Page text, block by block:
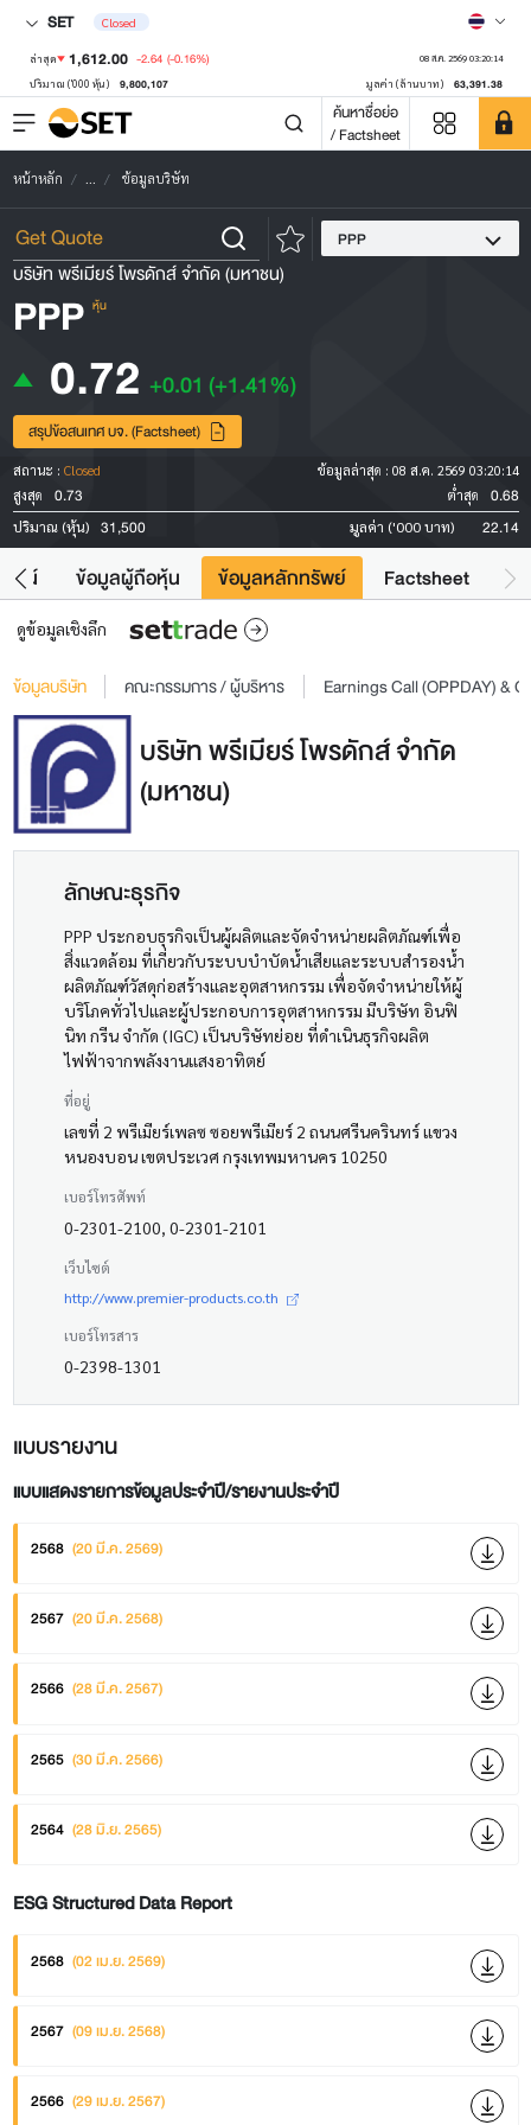
SET Closed
ล่าสุด 1,612.00 -2.64 (-0.16%) 08 ส.ค. 2569 03:20:14
ปริมาณ ('000 หุ้น) 9,800,107 มูลค่า (ล้านบาท) 63,391.38
ค้นหาชื่อย่อ
/ Factsheet
หน้าหลัก ... ข้อมูลบริษัท
PPP
บริษัท พรีเมียร์ โพรดักส์ จำกัด (มหาชน)
PPP หุ้น
0.72 +0.01 (+1.41%)
สรุปข้อสนเทศ บจ. (Factsheet)
สถานะ : Closed ข้อมูลล่าสุด : 08 ส.ค. 2569 03:20:14
สูงสุด
0.73 ต่ำสุด 0.68
ปริมาณ (หุ้น) 31,500 มูลค่า ('000 บาท) 22.14
ยชน์ ข้อมูลผู้ถือหุ้น ข้อมูลหลักทรัพย์ Factsheet
ดูข้อมูลเชิงลึก
ข้อมูลบริษัท คณะกรรมการ / ผู้บริหาร Earnings Call (OPPDAY) &
บริษัท พรีเมียร์ โพรดักส์ จำกัด
(มหาชน)
ลักษณะธุรกิจ
PPP ประกอบธุรกิจเป็นผู้ผลิตและจัดจำหน่ายผลิตภัณฑ์เพื่อ
สิ่งแวดล้อม ที่เกี่ยวกับระบบบำบัดน้ำเสียและระบบสำรองน้ำ
ผลิตภัณฑ์วัสดุก่อสร้างและอุตสาหกรรม เพื่อจัดจำหน่ายให้ผู้
บริโภคทั่วไปและผู้ประกอบการอุตสาหกรรม มีบริษัท อินฟิ
นิท กรีน จำกัด (IGC) เป็นบริษัทย่อย ที่ดำเนินธุรกิจผลิต
ไฟฟ้าจากพลังงานแสงอาทิตย์
ที่อยู่
เลขที่ 2 พรีเมียร์เพลซ ซอยพรีเมียร์ 2 ถนนศรีนครินทร์ แขวง
หนองบอน เขตประเวศ กรุงเทพมหานคร 10250
เบอร์โทรศัพท์
0-2301-2100, 0-2301-2101
เว็บไซต์
http://www.premier-products.co.th
เบอร์โทรสาร
0-2398-1301
แบบรายงาน
แบบแสดงรายการข้อมูลประจำปี/รายงานประจำปี
2568 (20 มี.ค. 2569)
2567 (20 มี.ค. 2568)
2566 (28 มี.ค. 2567)
2565 (30 มี.ค. 2566)
2564 (28 มิ.ย. 2565)
ESG Structured Data Report
2568 (02 เม.ย. 2569)
2567 (09 เม.ย. 2568)
2566 (29 เม.ย. 2567)